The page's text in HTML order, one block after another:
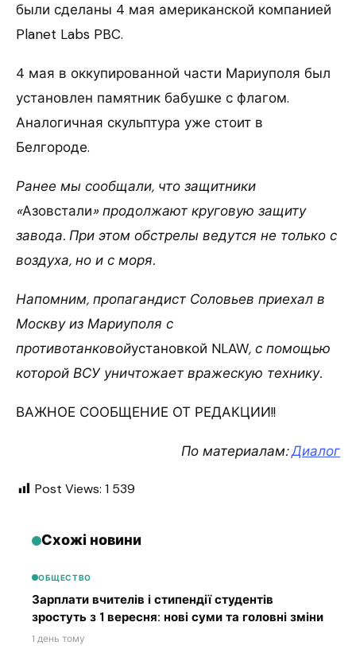
были сделаны 4 мая американской компанией
Planet Labs PBC.
4 мая в оккупированной части Мариуполя был
установлен памятник бабушке с флагом.
Аналогичная скульптура уже стоит в
Белгороде.
Ранее мы сообщали, что защитники
«Азовстали» продолжают круговую защиту
завода. При этом обстрелы ведутся не только с
воздуха, но и с моря.
Напомним, пропагандист Соловьев приехал в
Москву из Мариуполя с
противотанковойустановкой NLAW, с помощью
которой ВСУ уничтожает вражескую технику.
ВАЖНОЕ СООБЩЕНИЕ ОТ РЕДАКЦИИ!!
По материалам:Диалог
Post Views: 1 539
Схожі новини
ОБЩЕСТВО
Зарплати вчителів і стипендії студентів
зростуть з 1 вересня: нові суми та головні зміни
1 день тому